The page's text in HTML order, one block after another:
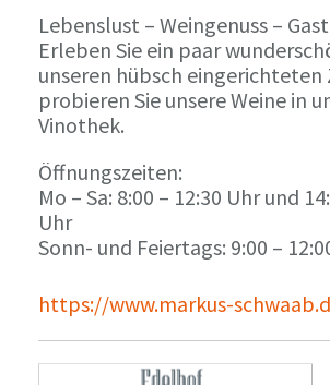
Lebenslust – Weingenuss –
Erleben Sie ein paar
unseren hübsch eingerichteten
probieren Sie unsere Weine in
Vinothek.
Öffnungszeiten:
Mo – Sa: 8:00 – 12:30 Uhr und
Uhr
Sonn- und Feiertags: 9:00 –
https://www.markus-